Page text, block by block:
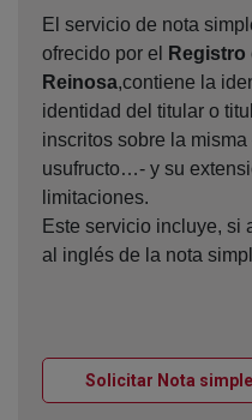
El servicio de nota
ofrecido por el
Registro
Reinosa,contiene la
identidad del titular o
inscritos sobre la
usufructo…- y su
limitaciones.
Este servicio incluye, si
al inglés de la nota
Solicitar Nota simple